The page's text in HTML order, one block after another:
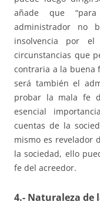
añade que
administrador no
insolvencia por
circunstancias que
contraria a la buena
será también el
probar la mala fe
esencial
cuentas de la
mismo es revelador
la sociedad, ello
fe del acreedor.
4.- Naturaleza de